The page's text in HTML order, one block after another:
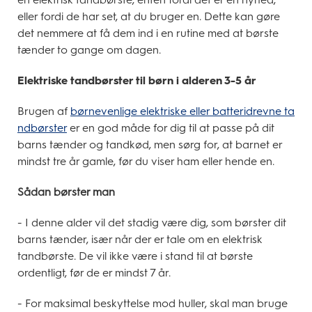
eller fordi de har set, at du bruger en. Dette kan gøre
det nemmere at få dem ind i en rutine med at børste
tænder to gange om dagen.
Elektriske tandbørster til børn i alderen 3-5 år
Brugen af børnevenlige elektriske eller batteridrevne ta
ndbørsterer en god måde for dig til at passe på dit
barns tænder og tandkød, men sørg for, at barnet er
mindst tre år gamle, før du viser ham eller hende en.
Sådan børster man
- I denne alder vil det stadig være dig, som børster dit
barns tænder, især når der er tale om en elektrisk
tandbørste. De vil ikke være i stand til at børste
ordentligt, før de er mindst 7 år.
- For maksimal beskyttelse mod huller, skal man bruge